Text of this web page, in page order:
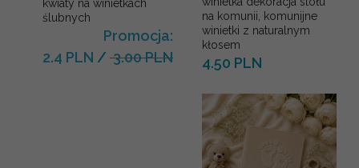
kwiaty na winietkach
ślubnych
Promocja:
2.4 PLN / 3.00 PLN
na komunii, komunijne
winietki z naturalnym
kłosem
4.50 PLN